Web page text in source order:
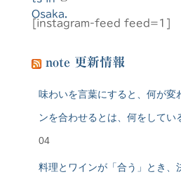
[instagram-feed feed=1]
note 更新情報
味わいを言葉にすると、何が
ンを合わせるとは、何をしてい
04
料理とワインが「合う」とき、